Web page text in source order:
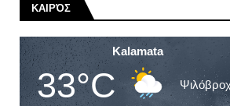
ΚΑΙΡΌΣ
Kalamata
33°C